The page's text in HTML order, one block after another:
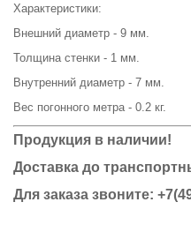
Характеристики:
Внешний диаметр - 9 мм.
Толщина стенки - 1 мм.
Внутренний диаметр - 7 мм.
Вес погонного метра - 0.2 кг.
Продукция в наличии!
Доставка до
Для заказа звоните: